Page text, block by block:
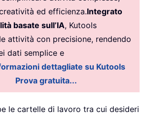
ed efficienza.Integrato
basate sull’IA, Kutools
attività con precisione, rendendo
dati semplice e
dettagliate su Kutools
Prova gratuita...
le cartelle di lavoro tra cui desideri